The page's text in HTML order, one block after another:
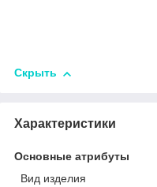
Скрыть
Характеристики
Основные атрибуты
Вид изделия